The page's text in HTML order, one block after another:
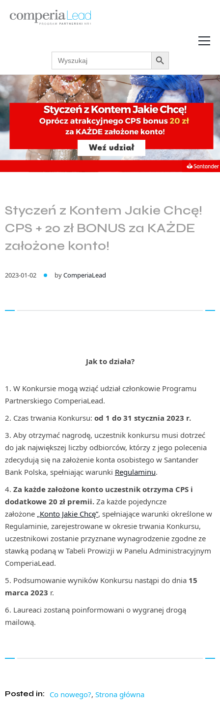
Strefa Wiedzy
Podcasty
Zarabiaj w internecie
Akcje promocyjne
Regulaminy
Search
for:
Search Button
Styczeń z Kontem Jakie Chcę!
CPS + 20 zł BONUS za KAŻDE
założone konto!
2023-01-02 byComperiaLead
Jak to działa?
W Konkursie mogą wziąć udział członkowie Programu
Partnerskiego ComperiaLead.
Czas trwania Konkursu: od 1 do 31 stycznia 2023 r.
Aby otrzymać nagrodę, uczestnik konkursu musi dotrzeć
do jak największej liczby odbiorców, którzy z jego polecenia
zdecydują się na założenie konta osobistego w Santander
Bank Polska, spełniając warunki Regulaminu.
Za każde założone konto uczestnik otrzyma CPS i
dodatkowe 20 zł premii. Za każde pojedyncze
założone „Konto Jakie Chcę”, spełniające warunki określone w
Regulaminie, zarejestrowane w okresie trwania Konkursu,
uczestnikowi zostanie przyznane wynagrodzenie zgodne ze
stawką podaną w Tabeli Prowizji w Panelu Administracyjnym
ComperiaLead.
Podsumowanie wyników Konkursu nastąpi do dnia 15
marca 2023 r.
Laureaci zostaną poinformowani o wygranej drogą
mailową.
Posted in: Co nowego?, Strona główna